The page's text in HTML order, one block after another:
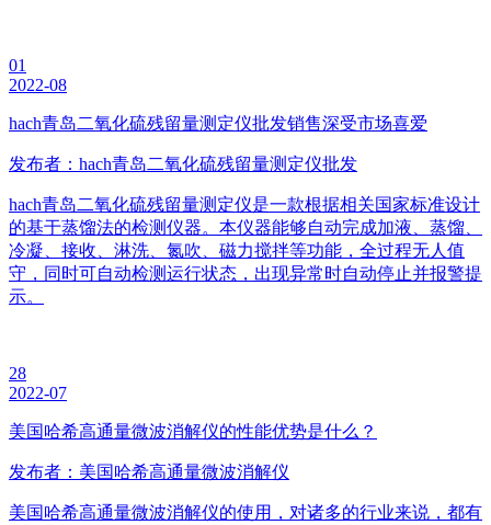
01
2022-08
hach青岛二氧化硫残留量测定仪批发销售深受市场喜爱
发布者：hach青岛二氧化硫残留量测定仪批发
hach青岛二氧化硫残留量测定仪是一款根据相关国家标准设计
的基于蒸馏法的检测仪器。本仪器能够自动完成加液、蒸馏、
冷凝、接收、淋洗、氮吹、磁力搅拌等功能，全过程无人值
守，同时可自动检测运行状态，出现异常时自动停止并报警提
示。
28
2022-07
美国哈希高通量微波消解仪的性能优势是什么？
发布者：美国哈希高通量微波消解仪
美国哈希高通量微波消解仪的使用，对诸多的行业来说，都有